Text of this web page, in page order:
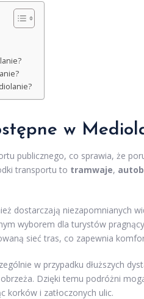
w
publicznego, co sprawia, że
transportu to tramwaje,
dostarczają niezapomnianych
wyborem dla turystów
sieć tras, co zapewnia
w przypadku dłuższych
Dzięki temu podróżni
korków i zatłoczonych ulic.